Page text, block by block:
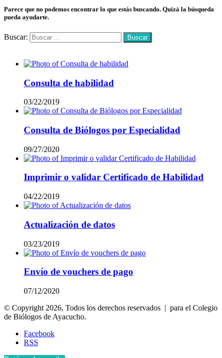
Parece que no podemos encontrar lo que estás buscando. Quizá la búsqueda
pueda ayudarte.
Buscar:
Consulta de habilidad
03/22/2019
Consulta de Biólogos por Especialidad
09/27/2020
Imprimir o validar Certificado de Habilidad
04/22/2019
Actualización de datos
03/23/2019
Envío de vouchers de pago
07/12/2020
© Copyright 2026, Todos los derechos reservados | para el Colegio
de Biólogos de Ayacucho.
Facebook
RSS